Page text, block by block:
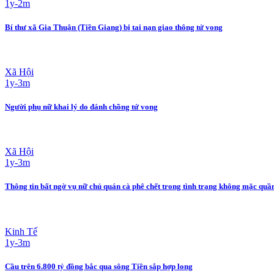
1y-2m
Bí thư xã Gia Thuận (Tiền Giang) bị tai nạn giao thông tử vong
Xã Hội
1y-3m
Người phụ nữ khai lý do đánh chồng tử vong
Xã Hội
1y-3m
Thông tin bất ngờ vụ nữ chủ quán cà phê chết trong tình trạng không mặc
Kinh Tế
1y-3m
Cầu trên 6.800 tỷ đồng bắc qua sông Tiền sắp hợp long